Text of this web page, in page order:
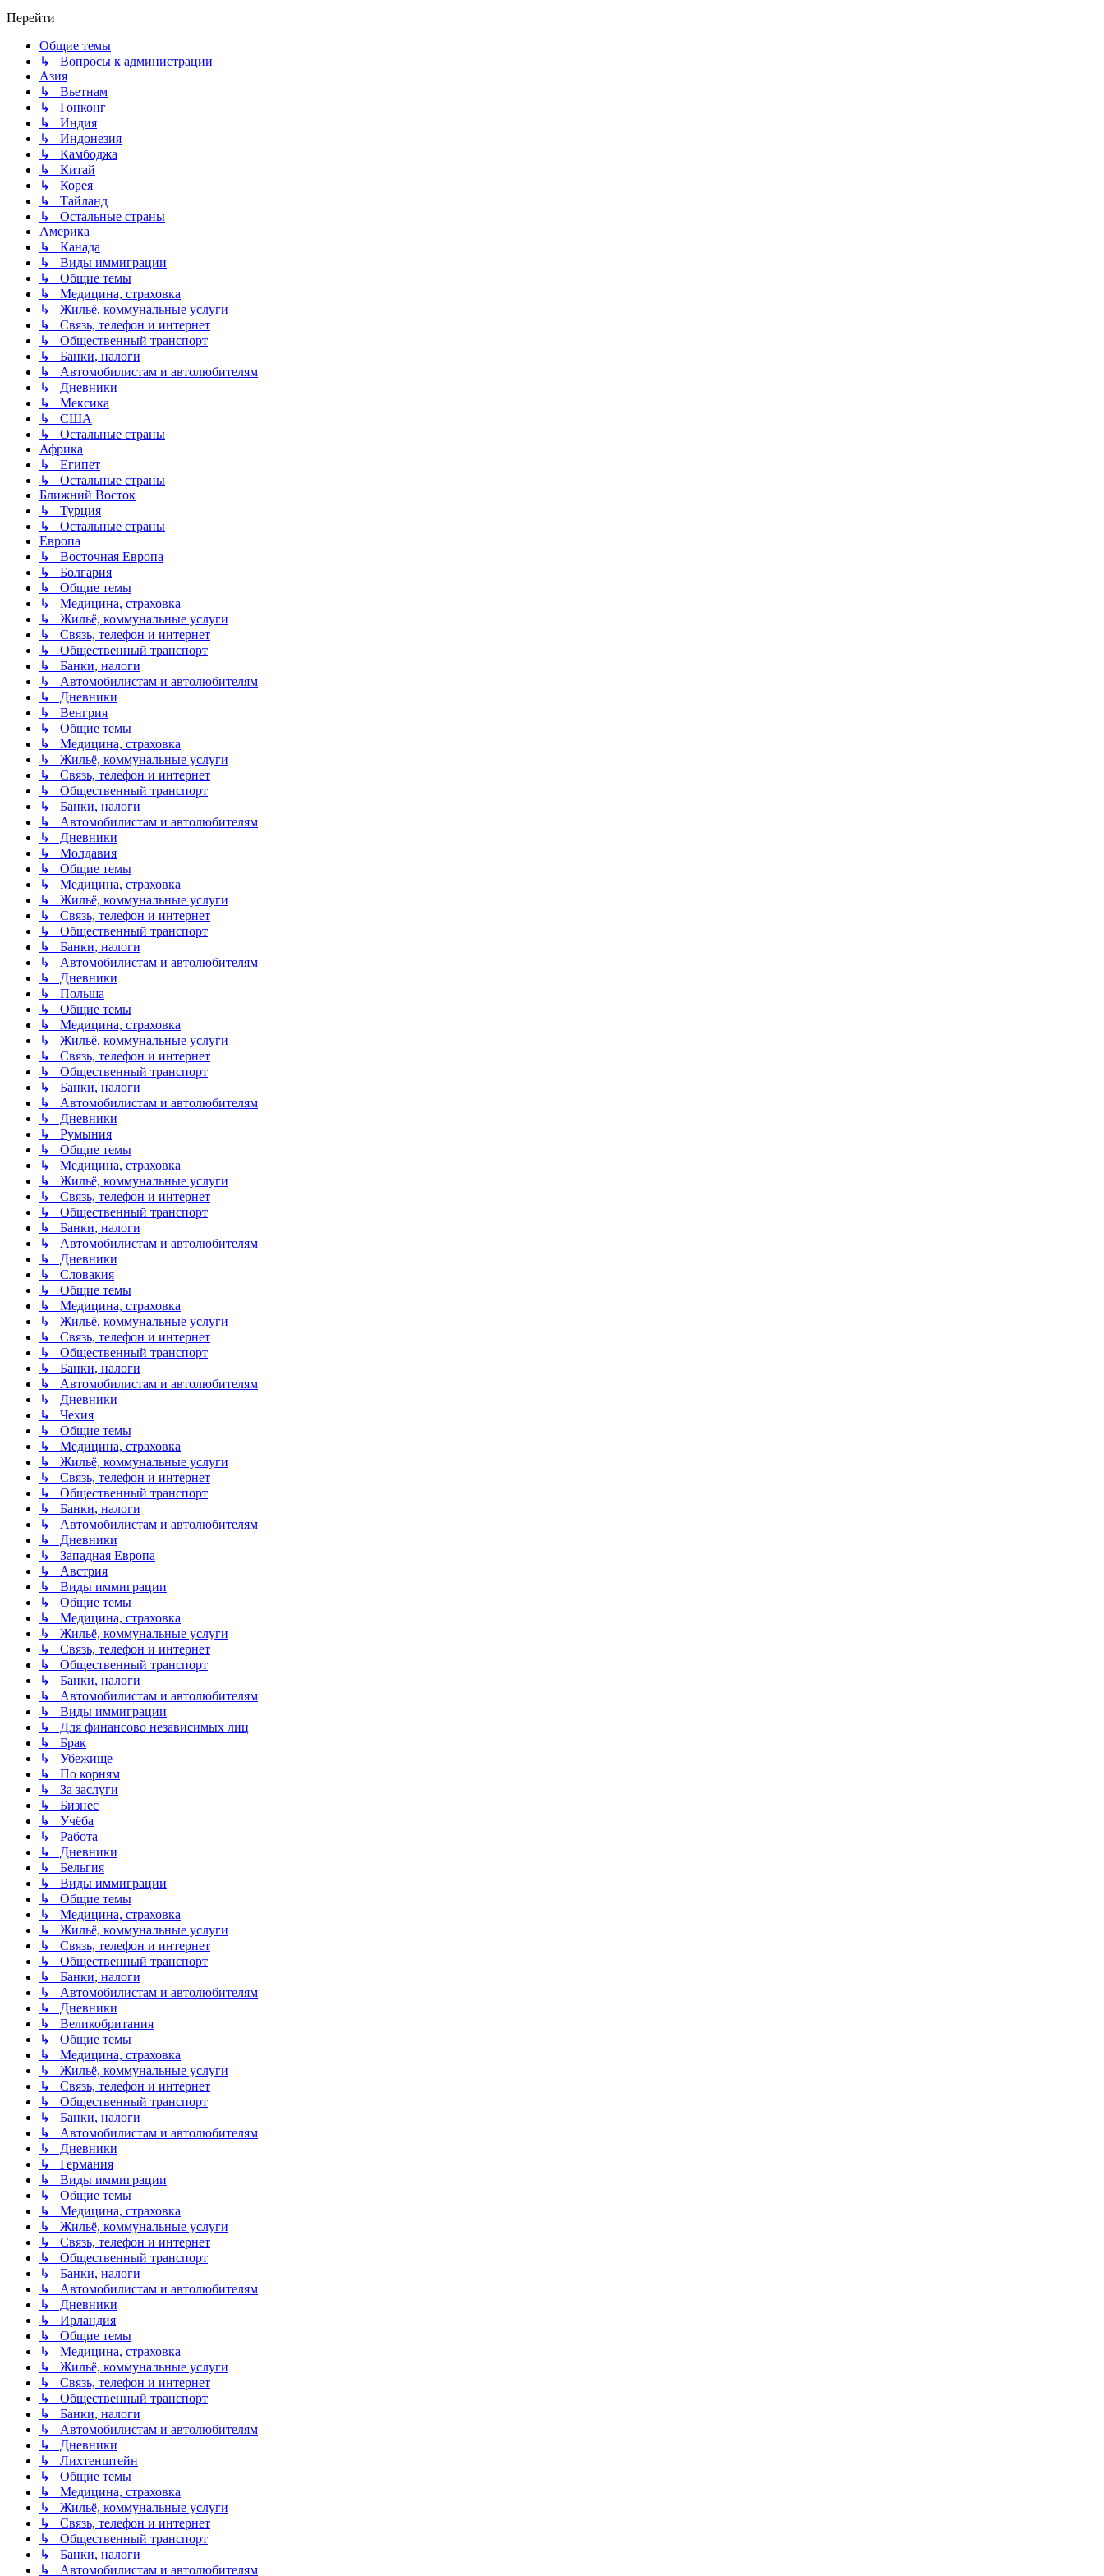
Перейти
Общие темы
↳ Вопросы к администрации
Азия
↳ Вьетнам
↳ Гонконг
↳ Индия
↳ Индонезия
↳ Камбоджа
↳ Китай
↳ Корея
↳ Тайланд
↳ Остальные страны
Америка
↳ Канада
↳ Виды иммиграции
↳ Общие темы
↳ Медицина, страховка
↳ Жильё, коммунальные услуги
↳ Связь, телефон и интернет
↳ Общественный транспорт
↳ Банки, налоги
↳ Автомобилистам и автолюбителям
↳ Дневники
↳ Мексика
↳ США
↳ Остальные страны
Африка
↳ Египет
↳ Остальные страны
Ближний Восток
↳ Турция
↳ Остальные страны
Европа
↳ Восточная Европа
↳ Болгария
↳ Общие темы
↳ Медицина, страховка
↳ Жильё, коммунальные услуги
↳ Связь, телефон и интернет
↳ Общественный транспорт
↳ Банки, налоги
↳ Автомобилистам и автолюбителям
↳ Дневники
↳ Венгрия
↳ Общие темы
↳ Медицина, страховка
↳ Жильё, коммунальные услуги
↳ Связь, телефон и интернет
↳ Общественный транспорт
↳ Банки, налоги
↳ Автомобилистам и автолюбителям
↳ Дневники
↳ Молдавия
↳ Общие темы
↳ Медицина, страховка
↳ Жильё, коммунальные услуги
↳ Связь, телефон и интернет
↳ Общественный транспорт
↳ Банки, налоги
↳ Автомобилистам и автолюбителям
↳ Дневники
↳ Польша
↳ Общие темы
↳ Медицина, страховка
↳ Жильё, коммунальные услуги
↳ Связь, телефон и интернет
↳ Общественный транспорт
↳ Банки, налоги
↳ Автомобилистам и автолюбителям
↳ Дневники
↳ Румыния
↳ Общие темы
↳ Медицина, страховка
↳ Жильё, коммунальные услуги
↳ Связь, телефон и интернет
↳ Общественный транспорт
↳ Банки, налоги
↳ Автомобилистам и автолюбителям
↳ Дневники
↳ Словакия
↳ Общие темы
↳ Медицина, страховка
↳ Жильё, коммунальные услуги
↳ Связь, телефон и интернет
↳ Общественный транспорт
↳ Банки, налоги
↳ Автомобилистам и автолюбителям
↳ Дневники
↳ Чехия
↳ Общие темы
↳ Медицина, страховка
↳ Жильё, коммунальные услуги
↳ Связь, телефон и интернет
↳ Общественный транспорт
↳ Банки, налоги
↳ Автомобилистам и автолюбителям
↳ Дневники
↳ Западная Европа
↳ Австрия
↳ Виды иммиграции
↳ Общие темы
↳ Медицина, страховка
↳ Жильё, коммунальные услуги
↳ Связь, телефон и интернет
↳ Общественный транспорт
↳ Банки, налоги
↳ Автомобилистам и автолюбителям
↳ Виды иммиграции
↳ Для финансово независимых лиц
↳ Брак
↳ Убежище
↳ По корням
↳ За заслуги
↳ Бизнес
↳ Учёба
↳ Работа
↳ Дневники
↳ Бельгия
↳ Виды иммиграции
↳ Общие темы
↳ Медицина, страховка
↳ Жильё, коммунальные услуги
↳ Связь, телефон и интернет
↳ Общественный транспорт
↳ Банки, налоги
↳ Автомобилистам и автолюбителям
↳ Дневники
↳ Великобритания
↳ Общие темы
↳ Медицина, страховка
↳ Жильё, коммунальные услуги
↳ Связь, телефон и интернет
↳ Общественный транспорт
↳ Банки, налоги
↳ Автомобилистам и автолюбителям
↳ Дневники
↳ Германия
↳ Виды иммиграции
↳ Общие темы
↳ Медицина, страховка
↳ Жильё, коммунальные услуги
↳ Связь, телефон и интернет
↳ Общественный транспорт
↳ Банки, налоги
↳ Автомобилистам и автолюбителям
↳ Дневники
↳ Ирландия
↳ Общие темы
↳ Медицина, страховка
↳ Жильё, коммунальные услуги
↳ Связь, телефон и интернет
↳ Общественный транспорт
↳ Банки, налоги
↳ Автомобилистам и автолюбителям
↳ Дневники
↳ Лихтенштейн
↳ Общие темы
↳ Медицина, страховка
↳ Жильё, коммунальные услуги
↳ Связь, телефон и интернет
↳ Общественный транспорт
↳ Банки, налоги
↳ Автомобилистам и автолюбителям